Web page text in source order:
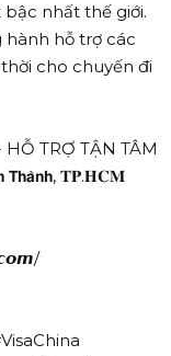
nhất thế giới.
hỗ trợ các
cho chuyến đi
TRỢ TẬN TÂM
𝗧𝗵𝗮̀𝗻𝗵, 𝐓𝐏.𝐇𝐂𝐌